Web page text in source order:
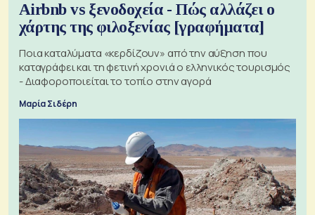
Airbnb vs ξενοδοχεία - Πώς αλλάζει ο
χάρτης της φιλοξενίας [γραφήματα]
Ποια καταλύματα «κερδίζουν» από την αύξηση που
καταγράφει και τη φετινή χρονιά ο ελληνικός τουρισμός
- Διαφοροποιείται το τοπίο στην αγορά
Μαρία Σιδέρη